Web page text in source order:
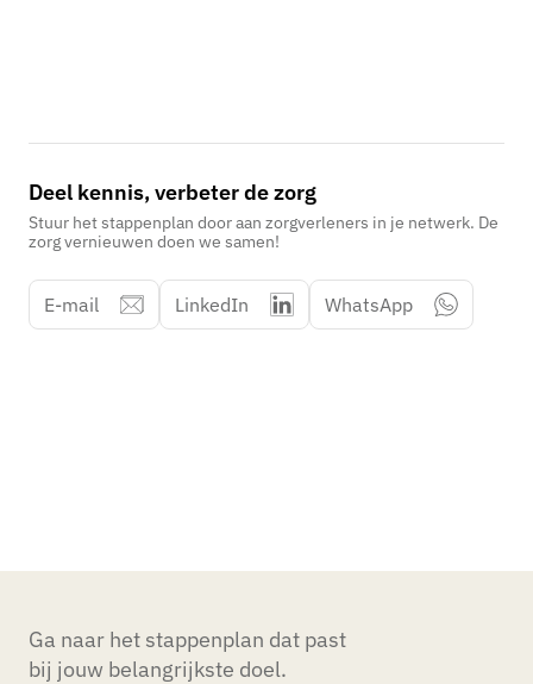
Deel kennis, verbeter de zorg
Stuur het stappenplan door aan zorgverleners in je netwerk. De
zorg vernieuwen doen we samen!
E-mail LinkedIn WhatsApp
Ga naar het stappenplan dat past
bij jouw belangrijkste doel.